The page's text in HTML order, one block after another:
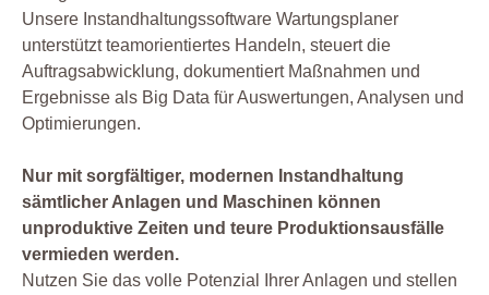
Unsere Instandhaltungssoftware Wartungsplaner
unterstützt teamorientiertes Handeln, steuert die
Auftragsabwicklung, dokumentiert Maßnahmen und
Ergebnisse als Big Data für Auswertungen, Analysen und
Optimierungen.
Nur mit sorgfältiger, modernen Instandhaltung
sämtlicher Anlagen und Maschinen können
unproduktive Zeiten und teure Produktionsausfälle
vermieden werden.
Nutzen Sie das volle Potenzial Ihrer Anlagen und stellen